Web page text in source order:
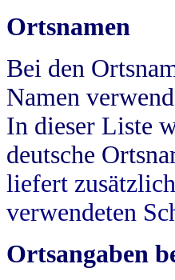
Ortsnamen
Bei den
Namen
In dieser Liste
deutsche
liefert
verwendeten
Ortsangaben